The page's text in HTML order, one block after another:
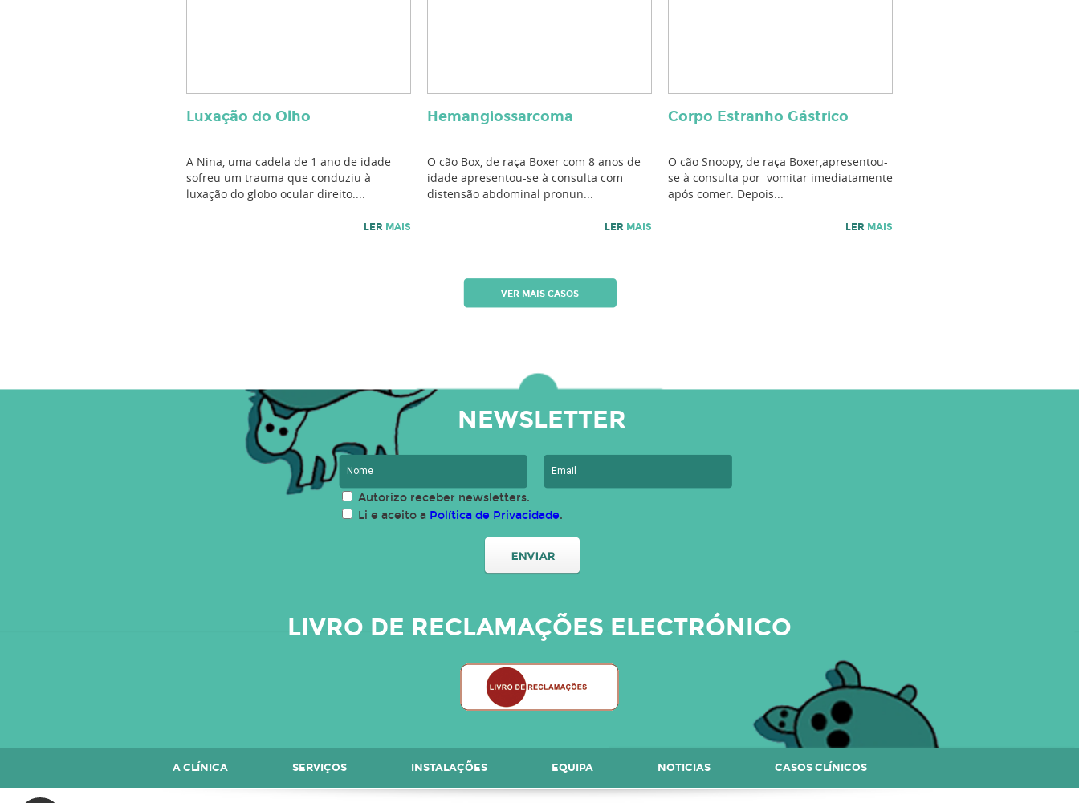
Luxação do Olho
A Nina, uma cadela de 1 ano de idade
sofreu um trauma que conduziu à
luxação do globo ocular direito....
LER MAIS
Hemangiossarcoma
O cão Box, de raça Boxer com 8 anos de
idade apresentou-se à consulta com
distensão abdominal pronun...
LER MAIS
Corpo Estranho Gástrico
O cão Snoopy, de raça Boxer,apresentou-
se à consulta por vomitar imediatamente
após comer. Depois...
LER MAIS
VER MAIS CASOS
NEWSLETTER
Autorizo receber newsletters.
Li e aceito a Política de Privacidade.
LIVRO DE RECLAMAÇÕES ELECTRÓNICO
A CLÍNICA SERVIÇOS INSTALAÇÕES EQUIPA NOTICIAS CASOS CLÍNICOS